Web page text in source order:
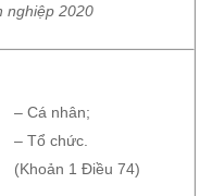
nghiệp 2020
– Cá nhân;
– Tổ chức.
(Khoản 1 Điều 74)